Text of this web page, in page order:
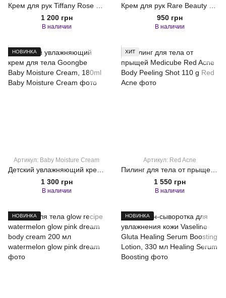
1 200 грн
В наличии
950 грн
В наличии
НОВИНКА
Артикул: Baby Moisture Cream
1 300 грн
В наличии
ХИТ
Артикул: Red Acne
1 550 грн
В наличии
НОВИНКА НОВИНКА